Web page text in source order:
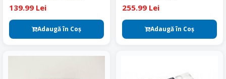
139.99 Lei
Adaugă în Coş
255.99 Lei
Adaugă în Coş